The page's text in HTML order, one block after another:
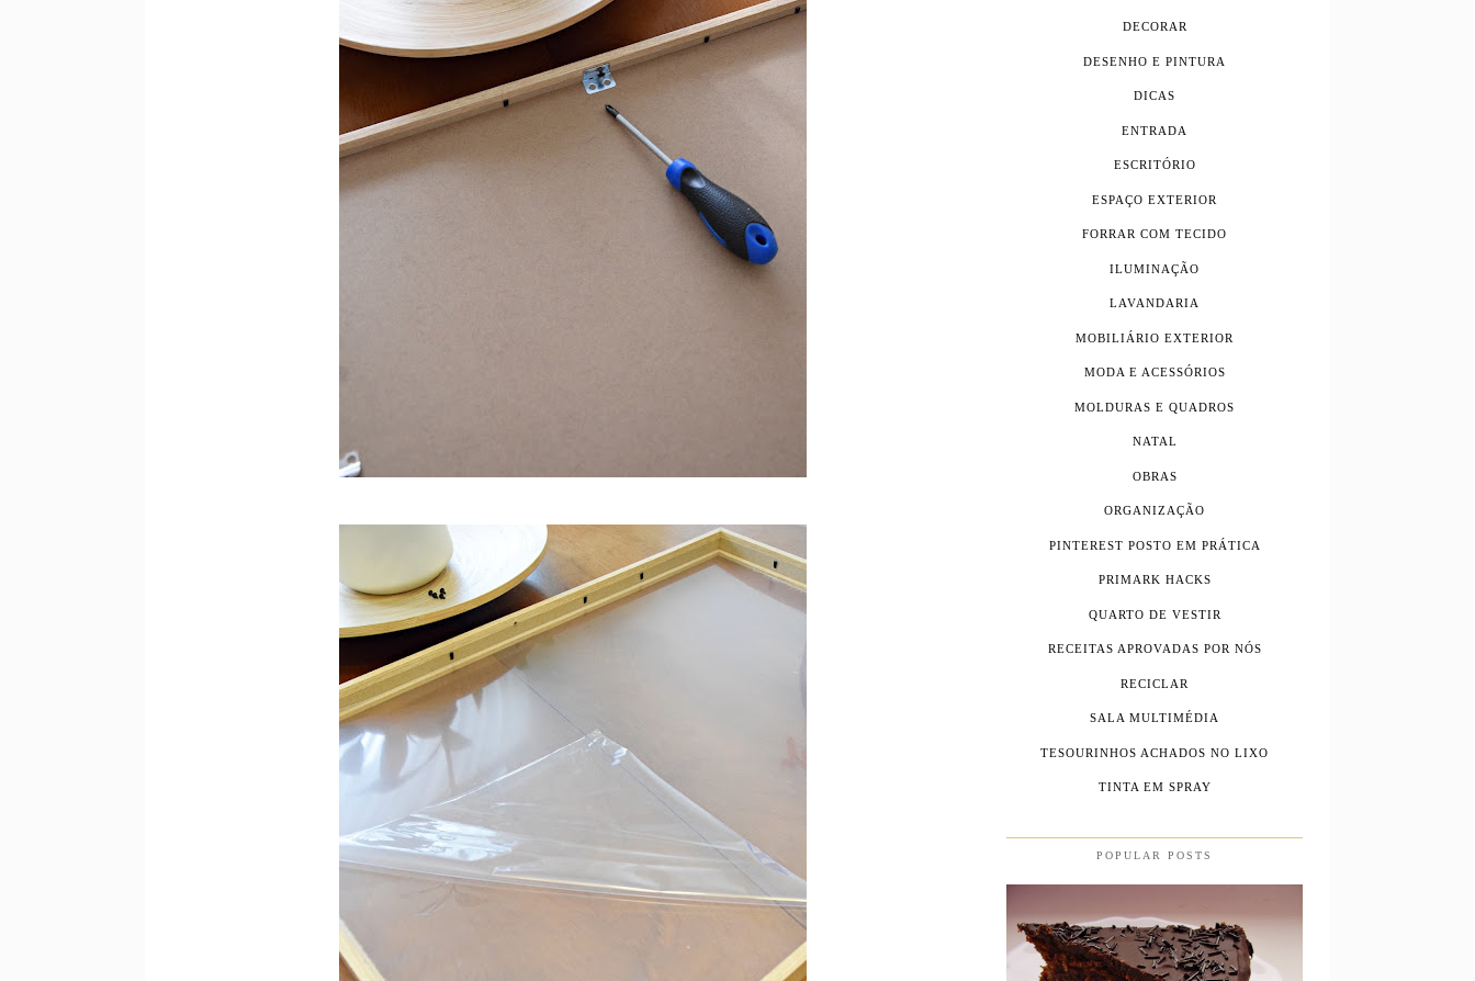
DECORAR
DESENHO E PINTURA
DICAS
ENTRADA
ESCRITÓRIO
ESPAÇO EXTERIOR
FORRAR COM TECIDO
ILUMINAÇÃO
LAVANDARIA
MOBILIÁRIO EXTERIOR
MODA E ACESSÓRIOS
MOLDURAS E QUADROS
NATAL
OBRAS
ORGANIZAÇÃO
PINTEREST POSTO EM PRÁTICA
PRIMARK HACKS
QUARTO DE VESTIR
RECEITAS APROVADAS POR NÓS
RECICLAR
SALA MULTIMÉDIA
TESOURINHOS ACHADOS NO LIXO
TINTA EM SPRAY
POPULAR POSTS